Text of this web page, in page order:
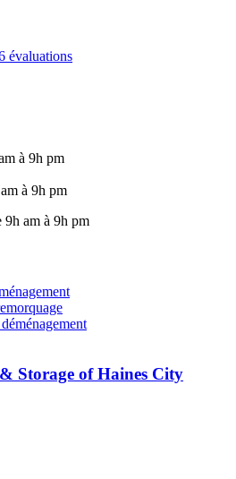
évaluations
à 9h pm
à 9h pm
am à 9h pm
Storage of Haines City